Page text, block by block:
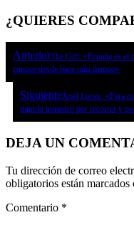
¿QUIERES
AnteriorThe Gift: «España es el
conoce desde hace más tiempo»
SiguienteXoel López: «Para
mundo inmenso por recorrer y
DEJA UN
Tu dirección de correo
obligatorios están marcados
Comentario *